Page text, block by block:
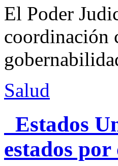
El Poder
coordinación
Salud
Estados
estados